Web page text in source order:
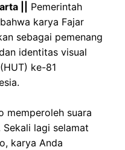
||
Pemerintah
karya Fajar
sebagai pemenang
identitas visual
ke-81
memperoleh suara
lagi selamat
karya Anda